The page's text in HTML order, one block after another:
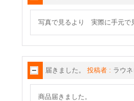
写真で見るより 実際に手元
届きました。 投稿者 : ラウ
商品届きました。